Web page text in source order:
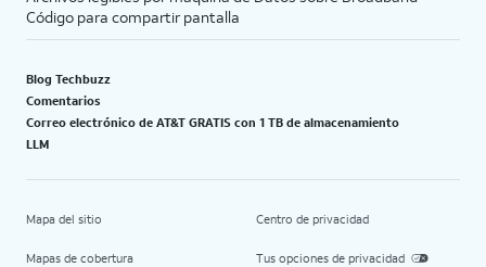
Código para compartir pantalla
Blog Techbuzz
Comentarios
Correo electrónico de AT&T GRATIS con 1 TB de almacenamiento
LLM
Mapa del sitio
Mapas de cobertura
Centro de privacidad
Tus opciones de privacidad